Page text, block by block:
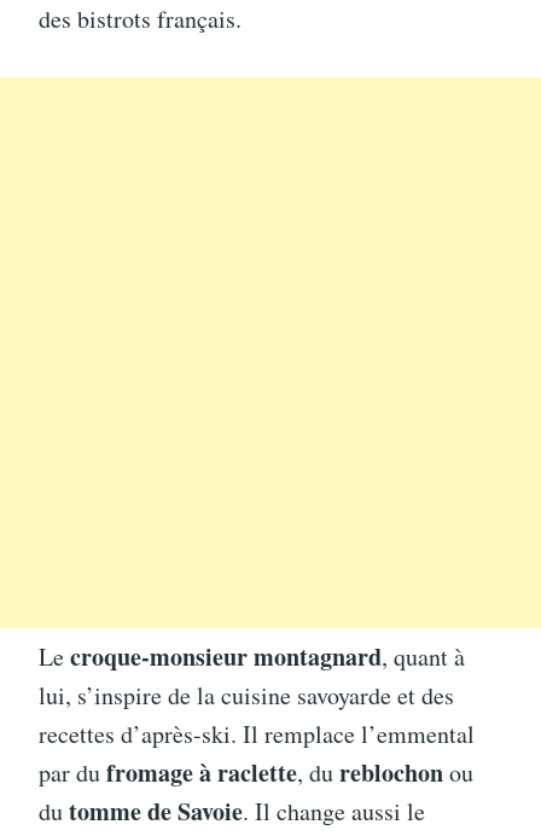
des bistrots français.
Lecroque-monsieur montagnard, quant à
lui, s’inspire de la cuisine savoyarde et des
recettes d’après-ski. Il remplace l’emmental
par dufromage à raclette, dureblochonou
dutomme de Savoie. Il change aussi le